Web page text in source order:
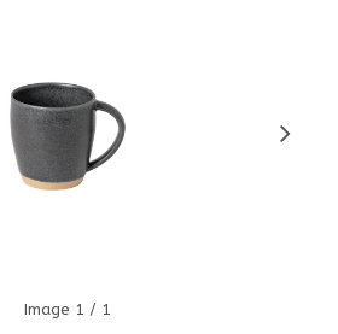
Image 1 / 1